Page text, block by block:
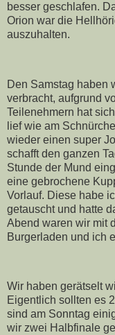
besser geschlafen.
Orion war die
auszuhalten.
Den Samstag haben
verbracht, aufgrund
Teilenehmern hat
lief wie am
wieder einen super
schafft den ganzen
Stunde der Mund
eine gebrochene
Vorlauf. Diese habe
getauscht und hatte
Abend waren wir mit
Burgerladen und ich
Wir haben gerätselt
Eigentlich sollten es
sind am Sonntag
wir zwei Halbfinale